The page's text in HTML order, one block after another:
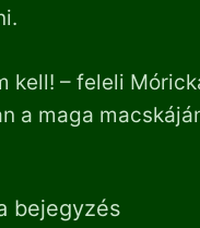
kell! – feleli
a maga
bejegyzés